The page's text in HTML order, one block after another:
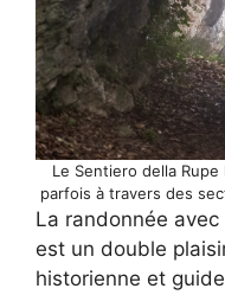
Le Sentiero della
parfois à travers des
La randonnée
est un double
historienne et